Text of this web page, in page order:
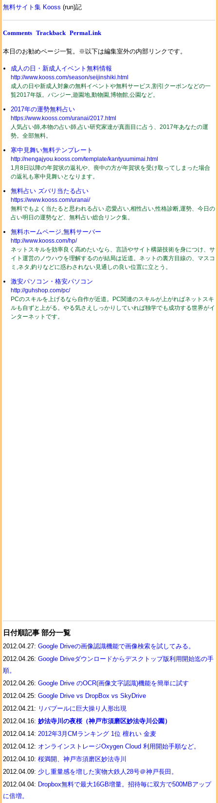
無料サイト集 Kooss (run)記
Comments Trackback PermaLink
本日のお勧めページ一覧。※以下は編集室外の内部リンクです。
成人の日・新成人イベント無料情報
http://www.kooss.com/season/seijinshiki.html
成人の日や新成人対象の無料イベントや無料サービス,割引クーポンなどの一
覧2017年版。バンジー,遊園地,動物園,博物館,公園など。
2017年の運勢無料占い
https://www.kooss.com/uranai/2017.html
人気占い師,本物の占い師,占い研究家達が真面目に占う、2017年あなたの運
勢。全部無料。
寒中見舞い無料テンプレート
http://nengajyou.kooss.com/template/kantyuumimai.html
1月8日以降の年賀状の返礼や、喪中の方が年賀状を受け取ってしまった場合
の返礼も寒中見舞いとなります。
無料占い ズバリ当たる占い
https://www.kooss.com/uranai/
無料でもよく当たると思われる占い 恋愛占い,相性占い,性格診断,運勢、今日の
占い明日の運勢など、無料占い総合リンク集。
無料ホームページ,無料サーバー
http://www.kooss.com/hp/
ネットスキルを効率良く高めたいなら、言語やサイト構築技術を身につけ、サ
イト運営のノウハウを理解するのが結局は近道。ネットの裏方目線の、マスコ
ミ,ネタ,釣りなどに惑わされない見通しの良い位置に立とう。
激安パソコン・格安パソコン
http://guhshop.com/pc/
PCのスキルを上げるなら自作が近道。PC関連のスキルが上がればネットスキ
ルも自ずと上がる。やる気さえしっかりしていれば独学でも成功する世界がイ
ンターネットです。
日付順記事 部分一覧
2012.04.27: Google Driveの画像認識機能で画像検索を試してみる。
2012.04.26: Google Driveダウンロードからデスクトップ版利用開始迄の手
順。
2012.04.26: Google Drive のOCR(画像文字認識)機能を簡単に試す
2012.04.25: Google Drive vs DropBox vs SkyDrive
2012.04.21: リバプールに巨大操り人形出現
2012.04.16: 妙法寺川の夜桜（神戸市須磨区妙法寺川公園）
2012.04.14: 2012年3月CMランキング 1位 檀れい 金麦
2012.04.12: オンラインストレージOxygen Cloud 利用開始手順など。
2012.04.10: 桜満開、神戸市須磨区妙法寺川
2012.04.09: 少し重量感を増した実物大鉄人28号＠神戸長田。
2012.04.04: Dropbox無料で最大16GB増量。招待毎に双方で500MBアップ
に倍増。